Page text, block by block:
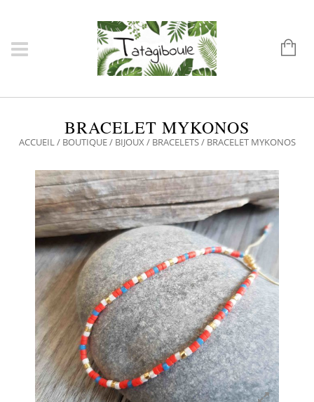
BRACELET MYKONOS
ACCUEIL/ BOUTIQUE/ BIJOUX / BRACELETS/ BRACELET MYKONOS